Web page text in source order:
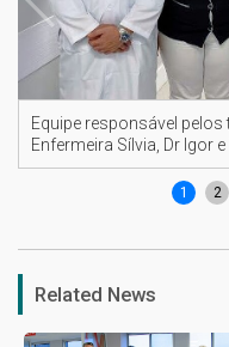
Equipe responsável pelos
Enfermeira Sílvia, Dr Igor
1 2
Related News